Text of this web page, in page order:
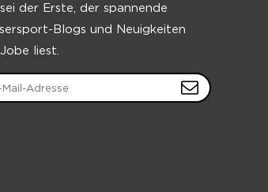
der Erste, der spannende
Blogs und Neuigkeiten
liest.